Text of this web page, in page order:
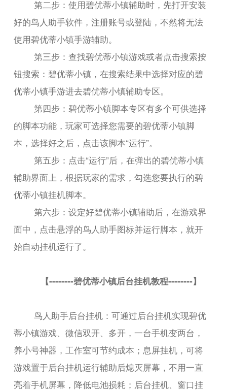
第二步：使用碧优蒂小镇辅助时，先打开安装
好的鸟人助手软件，注册账号或登陆，不然将无法
使用碧优蒂小镇手游辅助。
第三步：查找碧优蒂小镇游戏或者点击搜索按
钮搜索：碧优蒂小镇，在搜索结果中选择对应的碧
优蒂小镇手游进去碧优蒂小镇辅助专区。
第四步：碧优蒂小镇脚本专区有多个可供选择
的脚本功能，玩家可选择您需要的碧优蒂小镇脚
本，选择好之后，点击该脚本“运行”。
第五步：点击“运行”后，在弹出的碧优蒂小镇
辅助界面上，根据玩家的需求，勾选您要执行的碧
优蒂小镇挂机脚本。
第六步：设定好碧优蒂小镇辅助后，在游戏界
面中，点击悬浮的鸟人助手图标并运行脚本，就开
始自动挂机运行了。
【--------碧优蒂小镇后台挂机教程--------】
鸟人助手后台挂机：可通过后台挂机实现碧优
蒂小镇游戏、微信双开、多开，一台手机变两台，
养小号神器，工作室可节约成本；息屏挂机，可将
游戏置于后台挂机运行辅助后熄灭屏幕，不用一直
亮着手机屏幕，降低电池损耗；后台挂机、窗口挂